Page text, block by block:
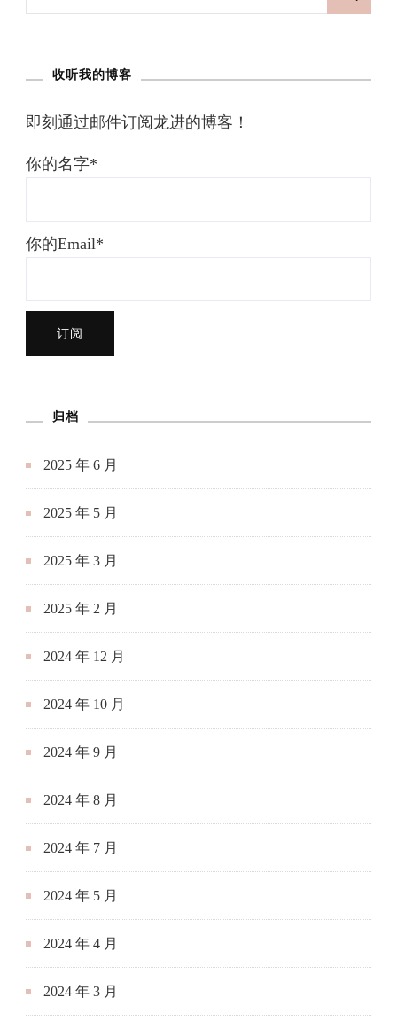
收听我的博客
即刻通过邮件订阅龙进的博客！
你的名字*
你的Email*
归档
2025 年 6 月
2025 年 5 月
2025 年 3 月
2025 年 2 月
2024 年 12 月
2024 年 10 月
2024 年 9 月
2024 年 8 月
2024 年 7 月
2024 年 5 月
2024 年 4 月
2024 年 3 月